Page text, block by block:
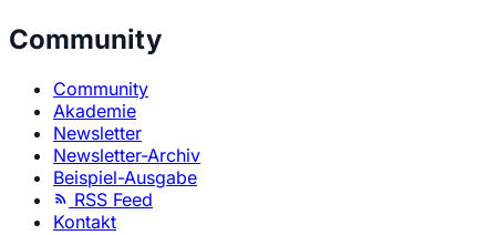
Community
Community
Akademie
Newsletter
Newsletter-Archiv
Beispiel-Ausgabe
RSS Feed
Kontakt